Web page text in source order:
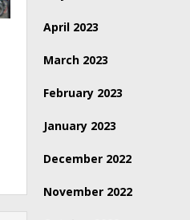
April 2023
March 2023
February 2023
January 2023
December 2022
November 2022